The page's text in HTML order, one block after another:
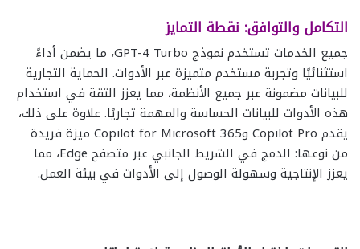
التكامل والتوافق: نقطة التمايز
جميع الخدمات تستخدم نموذج GPT-4 Turbo، ما يضمن أداءً
استثنائيًا وتجربة مستخدم متميزة عبر الأدوات. الحماية التجارية
للبيانات مضمونة عبر جميع الأنظمة، مما يعزز الثقة في استخدام
هذه الأدوات للبيانات الحساسة والمهمة تجاريًا. علاوة على ذلك،
يقدم Copilot Pro وCopilot for Microsoft 365 ميزة فريدة
من نوعها: الدمج في الشريط الجانبي عبر متصفح Edge، مما
يعزز الإنتاجية وسهولة الوصول إلى الأدوات في بيئة العمل.